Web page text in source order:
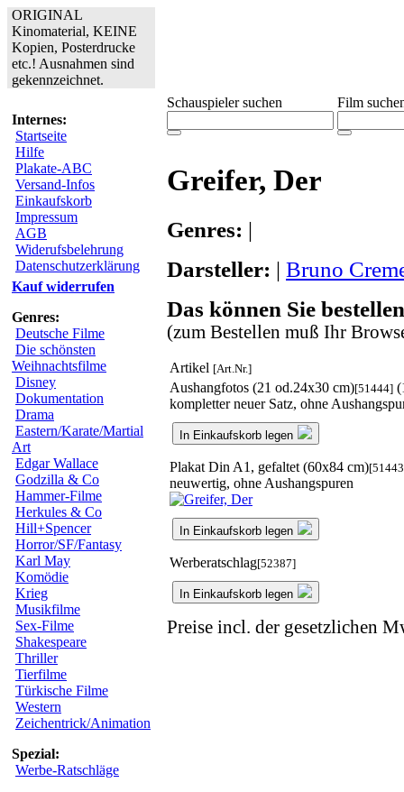
ORIGINAL
Kinomaterial, KEINE
Kopien, Posterdrucke
etc.! Ausnahmen sind
gekennzeichnet.
Internes:
Startseite
Hilfe
Plakate-ABC
Versand-Infos
Einkaufskorb
Impressum
AGB
Widerufsbelehrung
Datenschutzerklärung
Kauf widerrufen
Genres:
Deutsche Filme
Die schönsten
Weihnachtsfilme
Disney
Dokumentation
Drama
Eastern/Karate/Martial
Art
Edgar Wallace
Godzilla & Co
Hammer-Filme
Herkules & Co
Hill+Spencer
Horror/SF/Fantasy
Karl May
Komödie
Krieg
Musikfilme
Sex-Filme
Shakespeare
Thriller
Tierfilme
Türkische Filme
Western
Zeichentrick/Animation
Spezial:
Werbe-Ratschläge
Schauspieler suchen Film
Greifer, Der
Genres: |
Darsteller: | Bruno
Das können Sie
(zum Bestellen muß Ihr
Artikel [Art.Nr.]
Aushangfotos (21 od.24x30 cm)[51444]
kompletter neuer Satz, ohne
In Einkaufskorb legen
Plakat Din A1, gefaltet (60x84 cm)
neuwertig, ohne Aushangspuren
In Einkaufskorb legen
Werberatschlag[52387]
In Einkaufskorb legen
Preise incl. der gesetzlichen